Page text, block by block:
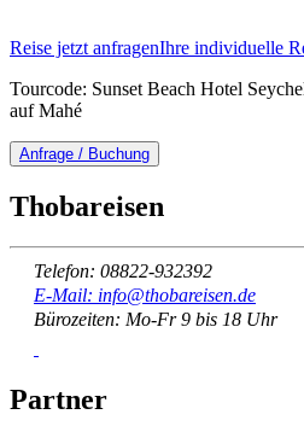
Reise jetzt anfragenIhre individuelle
Tourcode: Sunset Beach Hotel
auf Mahé
Anfrage / Buchung
Thobareisen
Telefon: 08822-932392
E-Mail: info@thobareisen.de
Bürozeiten: Mo-Fr 9 bis 18 Uhr
Partner